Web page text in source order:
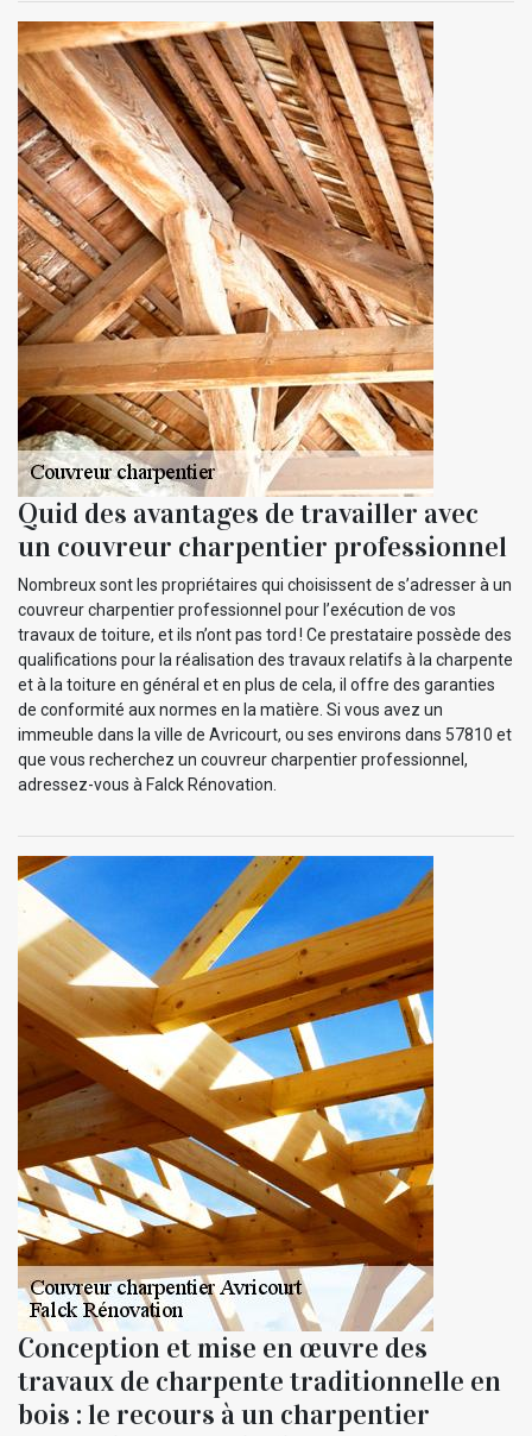
Quid des avantages de travailler avec
un couvreur charpentier professionnel
Nombreux sont les propriétaires qui choisissent de s’adresser à un
couvreur charpentier professionnel pour l’exécution de vos
travaux de toiture, et ils n’ont pas tord ! Ce prestataire possède des
qualifications pour la réalisation des travaux relatifs à la charpente
et à la toiture en général et en plus de cela, il offre des garanties
de conformité aux normes en la matière. Si vous avez un
immeuble dans la ville de Avricourt, ou ses environs dans 57810 et
que vous recherchez un couvreur charpentier professionnel,
adressez-vous à Falck Rénovation.
Conception et mise en œuvre des
travaux de charpente traditionnelle en
bois : le recours à un charpentier